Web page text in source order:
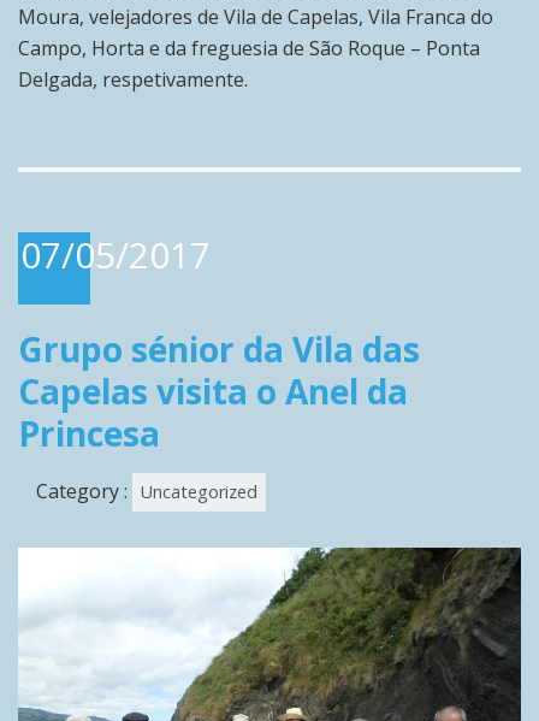
Moura, velejadores de Vila de Capelas, Vila Franca do
Campo, Horta e da freguesia de São Roque – Ponta
Delgada, respetivamente.
07/05/2017
Grupo sénior da Vila das
Capelas visita o Anel da
Princesa
Category : Uncategorized